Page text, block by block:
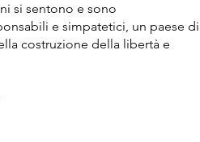
si sentono e sono
e simpatetici, un paese di
costruzione della libertà e